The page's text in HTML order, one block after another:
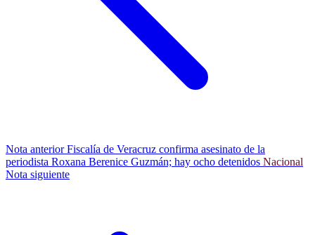
Nota anteriorFiscalía de Veracruz confirma asesinato de la
periodista Roxana Berenice Guzmán; hay ocho detenidos Nacional
Nota siguiente